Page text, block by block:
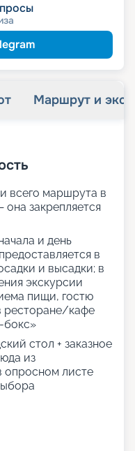
Маршрут и
всего маршрута в
закрепляется
и день
в
и высадки; в
экскурсии
пищи, гостю
ресторане/кафе
бокс»
стол + заказное
из
опросном листе